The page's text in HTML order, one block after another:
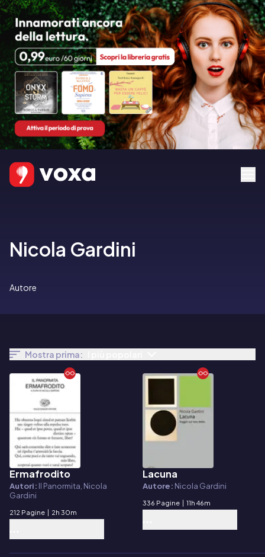
Nicola Gardini
Autore
Mostra prima:
E-book
Ermafrodito
Autori: Il Panormita, Nicola
Gardini
212 Pagine | 2h 30m
E-book
Lacuna
Autore: Nicola Gardini
336 Pagine | 11h 46m